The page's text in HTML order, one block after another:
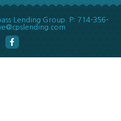
Lending Group. P: 714-356-